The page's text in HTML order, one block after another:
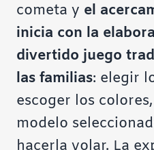
cometa y el
inicia con la
divertido juego
las familias: elegir
escoger los
modelo
hacerla volar. La